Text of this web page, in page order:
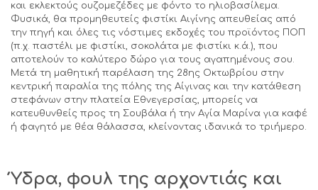
και εκλεκτούς ουζομεζέδες με φόντο το ηλιοβασίλεμα.
Φυσικά, θα προμηθευτείς φιστίκι Αιγίνης απευθείας από
την πηγή και όλες τις νόστιμες εκδοχές του προϊόντος ΠΟΠ
(π.χ. παστέλι με φιστίκι, σοκολάτα με φιστίκι κ.ά.), που
αποτελούν το καλύτερο δώρο για τους αγαπημένους σου.
Μετά τη μαθητική παρέλαση της 28ης Οκτωβρίου στην
κεντρική παραλία της πόλης της Αίγινας και την κατάθεση
στεφάνων στην πλατεία Εθνεγερσίας, μπορείς να
κατευθυνθείς προς τη Σουβάλα ή την Αγία Μαρίνα για καφέ
ή φαγητό με θέα θάλασσα, κλείνοντας ιδανικά το τριήμερο.
Ύδρα, φουλ της αρχοντιάς και